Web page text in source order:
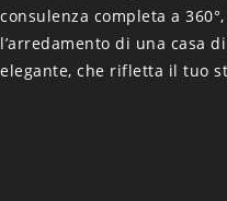
consulenza completa a
l’arredamento di una casa
elegante, che rifletta il tuo